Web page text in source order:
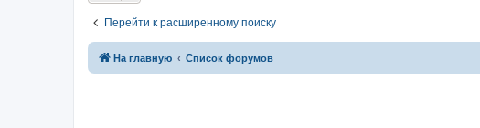
Перейти к расширенному поиску
На главную Список форумов